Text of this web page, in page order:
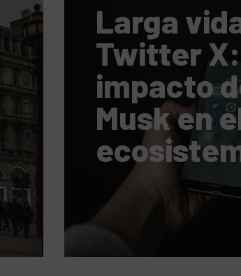
Larga
Twitter
impacto
Musk en
digital